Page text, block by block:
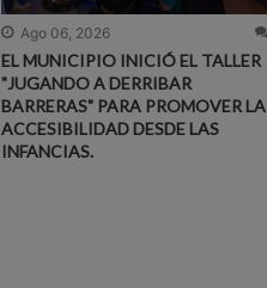
Ago 06, 2026
EL MUNICIPIO INICIÓ EL TALLER
"JUGANDO A DERRIBAR
BARRERAS" PARA PROMOVER LA
ACCESIBILIDAD DESDE LAS
INFANCIAS.